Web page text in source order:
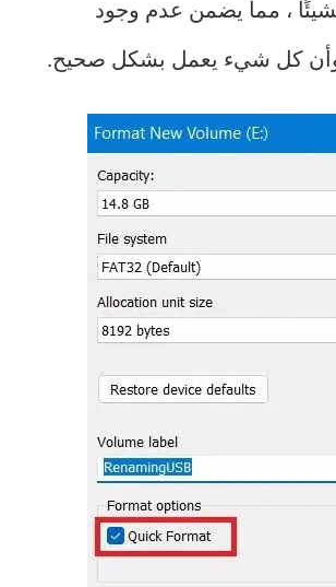
، مما يضمن عدم وجود
كل شيء يعمل بشكل صحيح.